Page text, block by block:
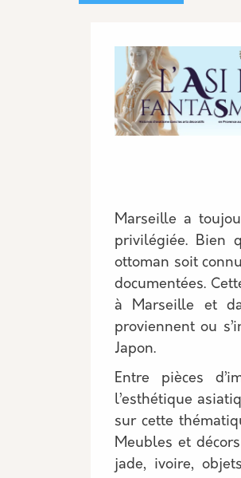
Image
Marseille a
privilégiée. Bien
ottoman soit
documentées.
à Marseille et
proviennent ou
Japon.
Entre pièces
l’esthétique
sur cette
Meubles et
jade, ivoire,